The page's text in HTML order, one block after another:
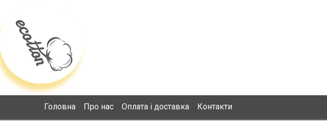
Головна Про нас Оплата і доставка Контакти